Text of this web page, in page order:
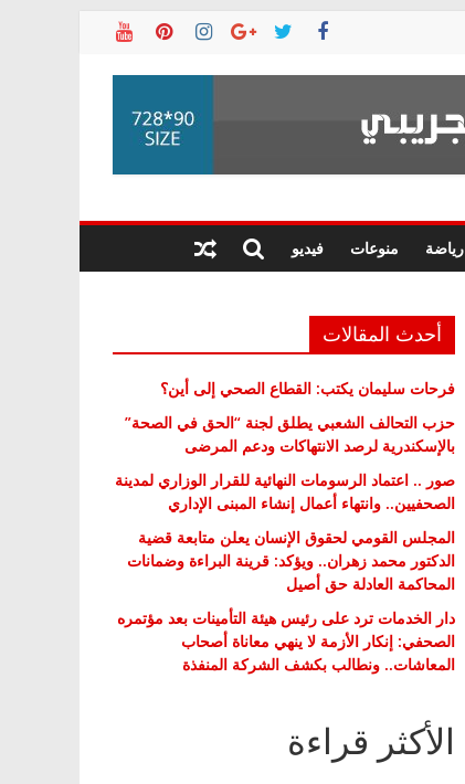
رياضة منوعات فيديو
أحدث المقالات
فرحات سليمان يكتب: القطاع الصحي إلى أين؟
حزب التحالف الشعبي يطلق لجنة “الحق في الصحة”
بالإسكندرية لرصد الانتهاكات ودعم المرضى
صور .. اعتماد الرسومات النهائية للقرار الوزاري لمدينة
الصحفيين.. وانتهاء أعمال إنشاء المبنى الإداري
المجلس القومي لحقوق الإنسان يعلن متابعة قضية
الدكتور محمد زهران.. ويؤكد: قرينة البراءة وضمانات
المحاكمة العادلة حق أصيل
دار الخدمات ترد على رئيس هيئة التأمينات بعد مؤتمره
الصحفي: إنكار الأزمة لا ينهي معاناة أصحاب
المعاشات.. ونطالب بكشف الشركة المنفذة
الأكثر قراءة